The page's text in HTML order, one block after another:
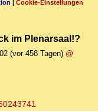
| Cookie-Einstellungen
im Plenarsaal!?
(vor 458 Tagen) @